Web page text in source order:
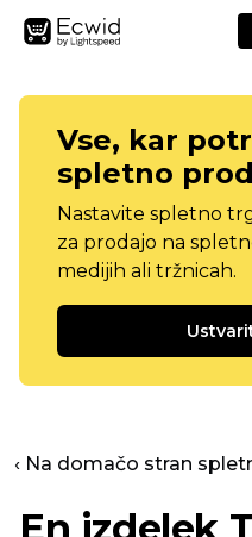
Vse, kar
spletno
Nastavite spletno
za prodajo na
medijih ali tržnicah.
‹ Na domačo stran